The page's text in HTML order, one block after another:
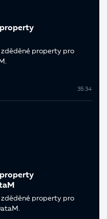
property pro
35:34
property pro